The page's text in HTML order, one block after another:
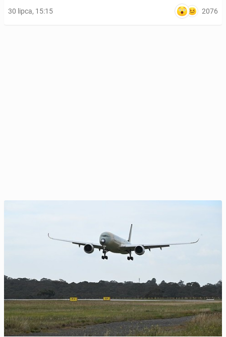
30 lipca, 15:15 2076